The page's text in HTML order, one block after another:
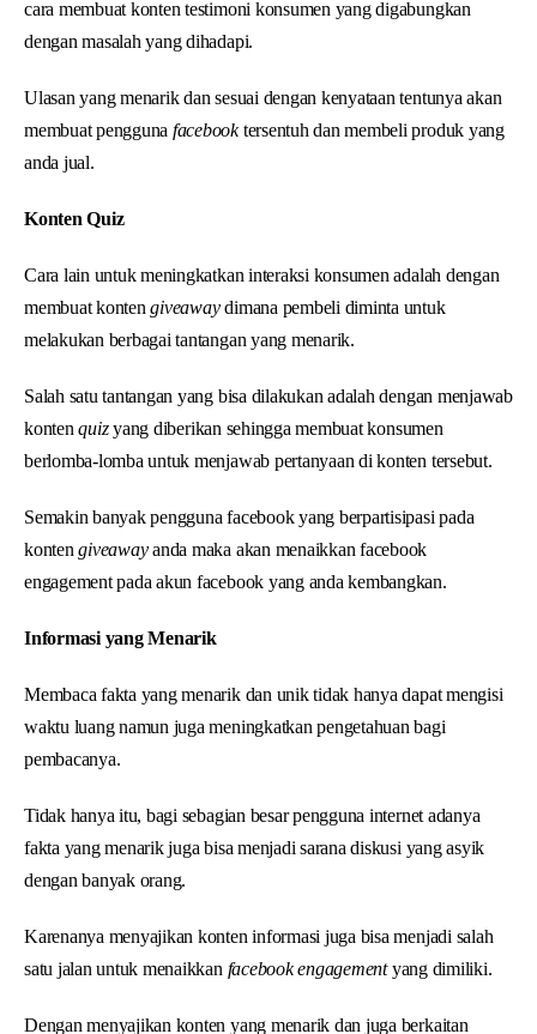
cara membuat konten testimoni konsumen yang digabungkan
dengan masalah yang dihadapi.
Ulasan yang menarik dan sesuai dengan kenyataan tentunya akan
membuat pengguna facebooktersentuh dan membeli produk yang
anda jual.
Konten Quiz
Cara lain untuk meningkatkan interaksi konsumen adalah dengan
membuat kontengiveawaydimana pembeli diminta untuk
melakukan berbagai tantangan yang menarik.
Salah satu tantangan yang bisa dilakukan adalah dengan menjawab
kontenquizyang diberikan sehingga membuat konsumen
berlomba-lomba untuk menjawab pertanyaan di konten tersebut.
Semakin banyak pengguna facebook yang berpartisipasi pada
kontengiveawayanda maka akan menaikkan facebook
engagement pada akun facebook yang anda kembangkan.
Informasi yang Menarik
Membaca fakta yang menarik dan unik tidak hanya dapat mengisi
waktu luang namun juga meningkatkan pengetahuan bagi
pembacanya.
Tidak hanya itu, bagi sebagian besar pengguna internet adanya
fakta yang menarik juga bisa menjadi sarana diskusi yang asyik
dengan banyak orang.
Karenanya menyajikan konten informasi juga bisa menjadi salah
satu jalan untuk menaikkan facebook engagementyang dimiliki.
Dengan menyajikan konten yang menarik dan juga berkaitan